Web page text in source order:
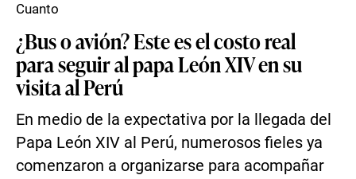
¿Bus o avión? Este es el costo real
para seguir al papa León XIV en su
visita al Perú
En medio de la expectativa por la llegada del
Papa León XIV al Perú, numerosos fieles ya
comenzaron a organizarse para acompañar
Cuanto